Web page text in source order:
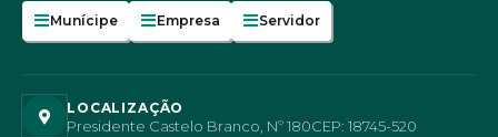
Munícipe Empresa Servidor
LOCALIZAÇÃO
Presidente Castelo Branco, Nº 180CEP: 18745-520